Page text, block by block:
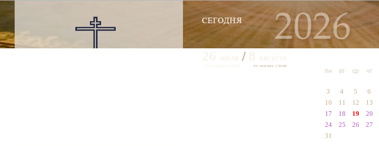
пн вт ср чт
3
4 5 6
10
11 12 13
17
18 19 20
24
25 26 27
31
26 июля 8 августа
по старому стилю по новому стилю